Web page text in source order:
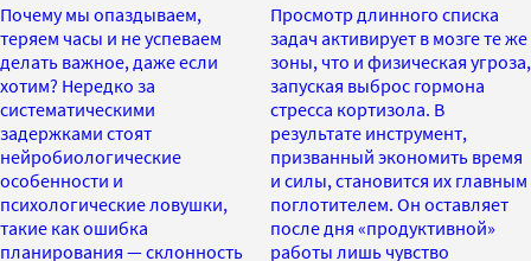
Почему мы опаздываем,
теряем часы и не успеваем
делать важное, даже если
хотим? Нередко за
систематическими
задержками стоят
нейробиологические
особенности и
психологические ловушки,
такие как ошибка
планирования — склонность
Просмотр длинного списка
задач активирует в мозге те же
зоны, что и физическая угроза,
запуская выброс гормона
стресса кортизола. В
результате инструмент,
призванный экономить время
и силы, становится их главным
поглотителем. Он оставляет
после дня «продуктивной»
работы лишь чувство